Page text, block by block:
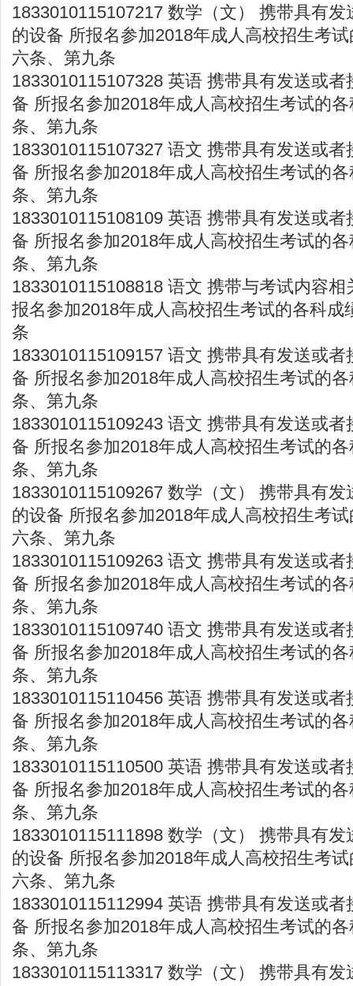
1833010115107217 数学（文） 携带具有
的设备 所报名参加2018年成人高校招生考
六条、第九条
1833010115107328 英语 携带具有发送或
备 所报名参加2018年成人高校招生考试的
条、第九条
1833010115107327 语文 携带具有发送或
备 所报名参加2018年成人高校招生考试的
条、第九条
1833010115108109 英语 携带具有发送或
备 所报名参加2018年成人高校招生考试的
条、第九条
1833010115108818 语文 携带与考试内容
报名参加2018年成人高校招生考试的各科成
条
1833010115109157 语文 携带具有发送或
备 所报名参加2018年成人高校招生考试的
条、第九条
1833010115109243 语文 携带具有发送或
备 所报名参加2018年成人高校招生考试的
条、第九条
1833010115109267 数学（文） 携带具有
的设备 所报名参加2018年成人高校招生考
六条、第九条
1833010115109263 语文 携带具有发送或
备 所报名参加2018年成人高校招生考试的
条、第九条
1833010115109740 语文 携带具有发送或
备 所报名参加2018年成人高校招生考试的
条、第九条
1833010115110456 英语 携带具有发送或
备 所报名参加2018年成人高校招生考试的
条、第九条
1833010115110500 英语 携带具有发送或
备 所报名参加2018年成人高校招生考试的
条、第九条
1833010115111898 数学（文） 携带具有
的设备 所报名参加2018年成人高校招生考
六条、第九条
1833010115112994 英语 携带具有发送或
备 所报名参加2018年成人高校招生考试的
条、第九条
1833010115113317 数学（文） 携带具有